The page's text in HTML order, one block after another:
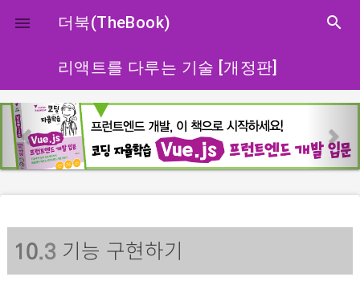
close
 더북(TheBook) search
리액트를 다루는 기술 [개정판]
p
r
e
o
u
s
e
x
10.3 기능 구현하기